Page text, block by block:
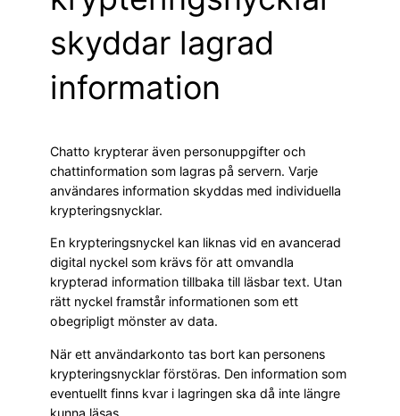
skyddar lagrad
information
Chatto krypterar även personuppgifter och
chattinformation som lagras på servern. Varje
användares information skyddas med individuella
krypteringsnycklar.
En krypteringsnyckel kan liknas vid en avancerad
digital nyckel som krävs för att omvandla
krypterad information tillbaka till läsbar text. Utan
rätt nyckel framstår informationen som ett
obegripligt mönster av data.
När ett användarkonto tas bort kan personens
krypteringsnycklar förstöras. Den information som
eventuellt finns kvar i lagringen ska då inte längre
kunna läsas.